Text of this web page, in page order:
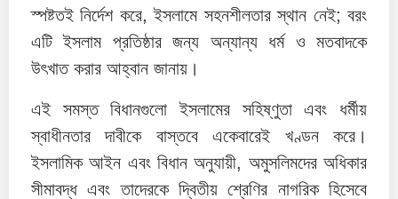
স্পষ্টতই নির্দেশ করে, ইসলামে সহনশীলতার স্থান নেই; বরং
এটি ইসলাম প্রতিষ্ঠার জন্য অন্যান্য ধর্ম ও মতবাদকে
উৎখাত করার আহ্বান জানায়।
এই সমস্ত বিধানগুলো ইসলামের সহিষ্ণুতা এবং ধর্মীয়
স্বাধীনতার দাবীকে বাস্তবে একেবারেই খণ্ডন করে।
ইসলামিক আইন এবং বিধান অনুযায়ী, অমুসলিমদের অধিকার
সীমাবদ্ধ এবং তাদেরকে দ্বিতীয় শ্রেণির নাগরিক হিসেবে